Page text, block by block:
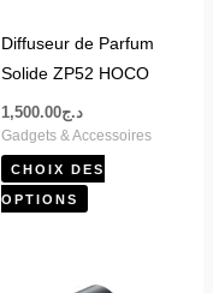
Diffuseur de Parfum
Solide ZP52 HOCO
د.ج1,500.00
Gadgets & Accessoires
CHOIX DES
OPTIONS
peuvent
être
la
page
du